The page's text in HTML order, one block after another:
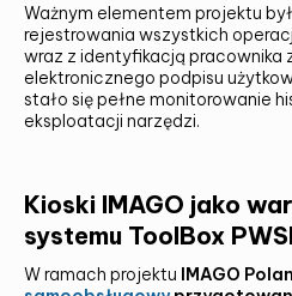
SKONTAKTUJ SIĘ Z
SIĘ
Ważnym elementem projektu
rejestrowania wszystkich
wraz z identyfikacją pracownika
elektronicznego podpisu
stało się pełne monitorowanie
eksploatacji narzędzi.
Kioski IMAGO jako
systemu ToolBox
W ramach projektu IMAGO